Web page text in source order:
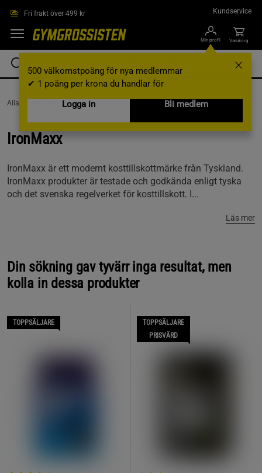
Fri frakt över 499 kr Kundservice
Min profil
500 välkomstpoäng för nya medlemmar
✔ 1 poäng per krona du handlar för
Logga in
Bli medlem
Varukorg
AllaVarumärken / IronMaxx
IronMaxx
IronMaxx är ett modernt kosttillskottmärke från Tyskland.
IronMaxx produkter är testade och godkända enligt tyska
och det svenska regelverket för kosttillskott. I...
Läs mer
Din sökning gav tyvärr inga resultat, men
kolla in dessa produkter
TOPPSÄLJARE
TOPPSÄLJARE
PRISVÄRD